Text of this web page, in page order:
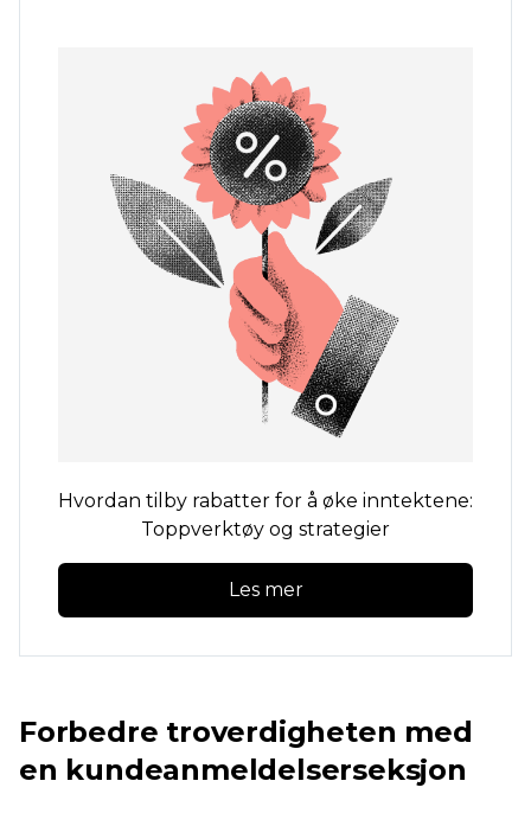
Hvordan tilby rabatter for å øke inntektene:
Toppverktøy og strategier
Les mer
Forbedre troverdigheten med
en kundeanmeldelserseksjon